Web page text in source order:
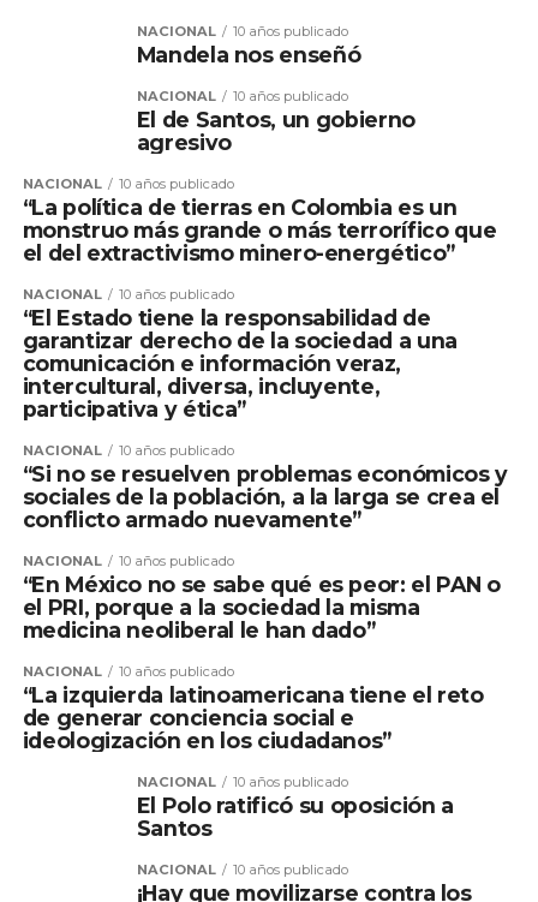
NACIONAL 10 años publicado
Mandela nos enseñó
NACIONAL 10 años publicado
El de Santos, un gobierno
agresivo
NACIONAL 10 años publicado
“La política de tierras en Colombia es un
monstruo más grande o más terrorífico que
el del extractivismo minero-energético”
NACIONAL 10 años publicado
“El Estado tiene la responsabilidad de
garantizar derecho de la sociedad a una
comunicación e información veraz,
intercultural, diversa, incluyente,
participativa y ética”
NACIONAL 10 años publicado
“Si no se resuelven problemas económicos y
sociales de la población, a la larga se crea el
conflicto armado nuevamente”
NACIONAL 10 años publicado
“En México no se sabe qué es peor: el PAN o
el PRI, porque a la sociedad la misma
medicina neoliberal le han dado”
NACIONAL 10 años publicado
“La izquierda latinoamericana tiene el reto
de generar conciencia social e
ideologización en los ciudadanos”
NACIONAL 10 años publicado
El Polo ratificó su oposición a
Santos
NACIONAL 10 años publicado
¡Hay que movilizarse contra los